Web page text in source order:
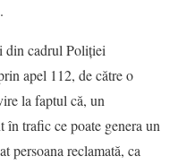
din cadrul Poliției
apel 112, de către o
la faptul că, un
în trafic ce poate genera un
persoana reclamată, ca